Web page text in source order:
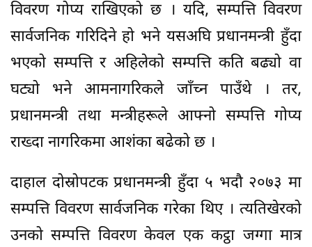
विवरण गोप्य राखिएको छ । यदि, सम्पत्ति विवरण
सार्वजनिक गरिदिने हो भने यसअघि प्रधानमन्त्री हुँदा
भएको सम्पत्ति र अहिलेको सम्पत्ति कति बढ्यो वा
घट्यो भने आमनागरिकले जाँच्न पाउँथे । तर,
प्रधानमन्त्री तथा मन्त्रीहरूले आफ्नो सम्पत्ति गोप्य
राख्दा नागरिकमा आशंका बढेको छ ।
दाहाल दोस्रोपटक प्रधानमन्त्री हुँदा ५ भदौ २०७३ मा
सम्पत्ति विवरण सार्वजनिक गरेका थिए । त्यतिखेरको
उनको सम्पत्ति विवरण केवल एक कट्ठा जग्गा मात्र